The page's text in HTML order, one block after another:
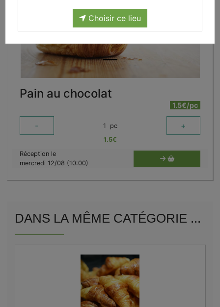
Choisir ce lieu
Pain au chocolat
1.5€/pc
- 1 pc +
1.5€
Réception le
mercredi 12/08 (10:00)
DANS LA MÊME CATÉGORIE ...